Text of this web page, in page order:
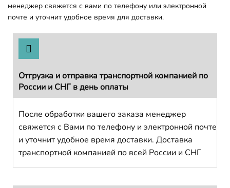
менеджер свяжется с вами по телефону или электронной
почте и уточнит удобное время для доставки.
Отгрузка и отправка транспортной компанией по
России и СНГ в день оплаты
После обработки вашего заказа менеджер
свяжется с Вами по телефону и электронной почте
и уточнит удобное время доставки. Доставка
транспортной компанией по всей России и СНГ